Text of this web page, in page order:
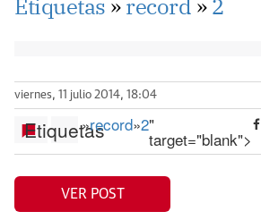
Etiquetas »record »2
viernes, 11 julio 2014, 18:04
Etiquetas
»record»2"
target="blank">
VER POST